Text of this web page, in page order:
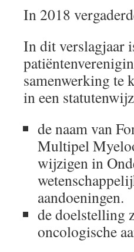
In 2018
In dit verslagjaar
samenwerking te
in een
de naam van
Multipel
wijzigen in
aandoeningen.
de doelstelling
oncologische